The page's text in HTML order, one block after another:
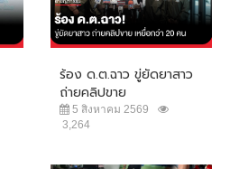
ร้อง ด.ต.ฉาว ขู่ยัดยาสาว
ถ่ายคลิปขาย
5 สิงหาคม 2569
3,264